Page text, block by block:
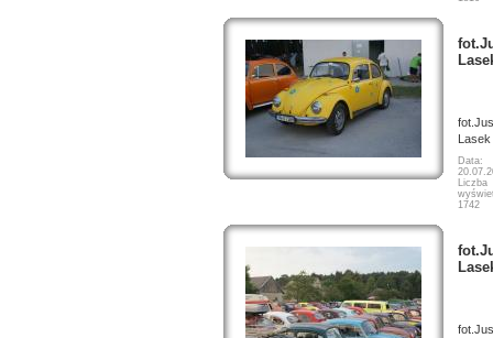
Lasek
Data:
Liczba
1742